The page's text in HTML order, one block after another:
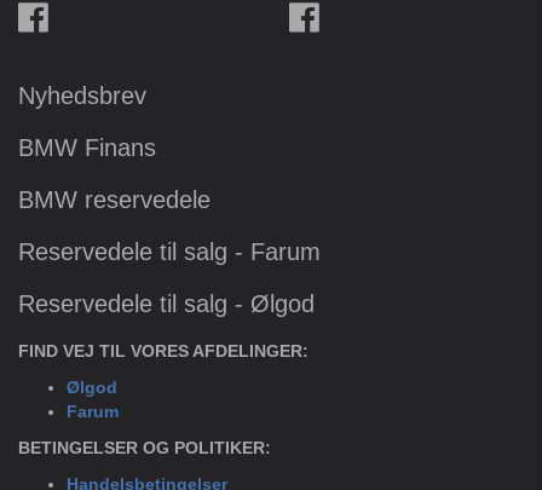
Nyhedsbrev
BMW Finans
BMW reservedele
Reservedele til salg - Farum
Reservedele til salg - Ølgod
FIND VEJ TIL VORES AFDELINGER:
Ølgod
Farum
BETINGELSER OG POLITIKER:
Handelsbetingelser